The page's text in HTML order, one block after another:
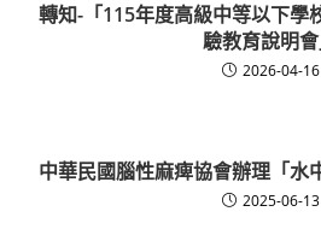
轉知-「115年度高級中等以下學
驗教育說明會
2026-04-16
中華民國腦性麻痺協會辦理「水
2025-06-13